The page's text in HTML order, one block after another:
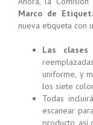
Marco de
nueva etiqueta con
Las
uniforme, y
los siete
Todas
escanear para
producto, así